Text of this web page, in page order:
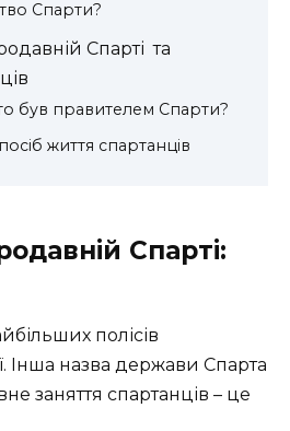
Спарти?
Спарті та
був правителем Спарти?
життя спартанців
Спарті:
полісів
Інша назва держави Спарта
заняття спартанців – це